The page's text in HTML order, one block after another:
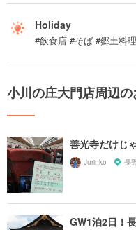
Holiday
#飲食店 #そば #郷土料理
小川の庄大門店周辺
善光寺だけじ
Jurinko 長
GW1泊2日！